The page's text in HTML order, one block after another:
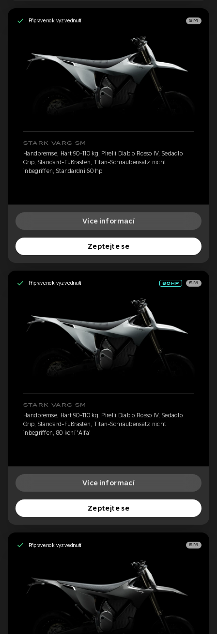
Připraveno k vyzvednutí SM
STARK VARG SM
Handbremse, Hart 90-110 kg, Pirelli Diablo Rosso IV, Sedadlo
Grip, Standard-Fußrasten, Titan-Schraubensatz nicht
inbegriffen, Standardní 60 hp
Více informací
Zeptejte se
Připraveno k vyzvednutí SM
STARK VARG SM
Handbremse, Hart 90-110 kg, Pirelli Diablo Rosso IV, Sedadlo
Grip, Standard-Fußrasten, Titan-Schraubensatz nicht
inbegriffen, 80 koní 'Alfa'
Více informací
Zeptejte se
Připraveno k vyzvednutí SM